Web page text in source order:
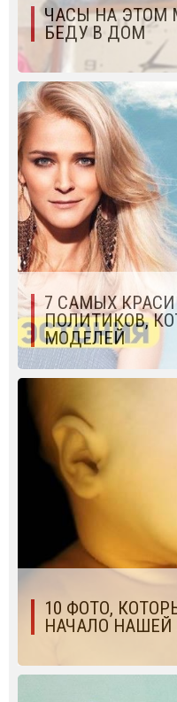
ЧАСЫ НА ЭТОМ
БЕДУ В ДОМ
7 САМЫХ
ПОЛИТИКОВ,
МОДЕЛЕЙ
10 ФОТО,
НАЧАЛО